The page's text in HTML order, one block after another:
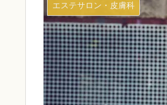
エステサロン・皮膚科